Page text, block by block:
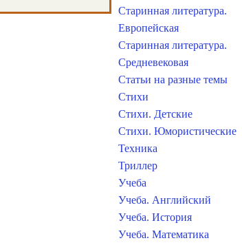
Старинная литература.
Европейская
Старинная литература.
Средневековая
Статьи на разные темы
Стихи
Стихи. Детские
Стихи. Юмористические
Техника
Триллер
Учеба
Учеба. Английский
Учеба. История
Учеба. Математика